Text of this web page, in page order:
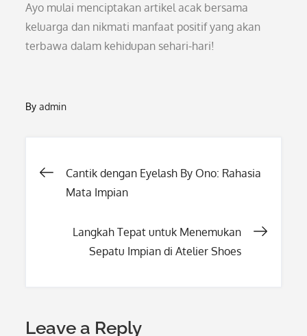
Ayo mulai menciptakan artikel acak bersama
keluarga dan nikmati manfaat positif yang akan
terbawa dalam kehidupan sehari-hari!
Byadmin
Post
Cantik dengan Eyelash By Ono: Rahasia
Mata Impian
Langkah Tepat untuk Menemukan
Sepatu Impian di Atelier Shoes
Leave a Reply